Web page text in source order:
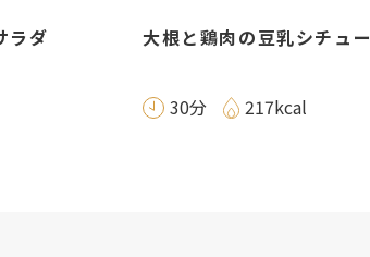
ラダ 大根と鶏肉の豆乳シチュー
30分 217kcal